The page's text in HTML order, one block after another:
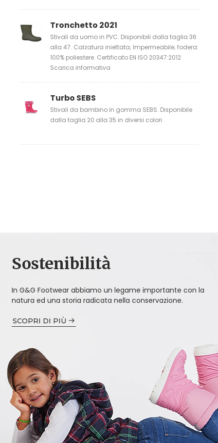
Tronchetto 2021
Stivali da uomo in PVC. Disponibili dalla taglia 36
alla 47. Calzatura iniettata; Impermeabile; fodera:
100% poliestere. Certificato EN ISO 20347:2012
Scarica informativa
Turbo SEBS
Stivali da bambino in gomma SEBS. Disponibile
dalla taglia 20 alla 35 in diversi colori.
Sostenibilità
In G&G Footwear abbiamo un legame importante con la
natura ed una storia radicata nella conservazione.
SCOPRI DI PIÙ